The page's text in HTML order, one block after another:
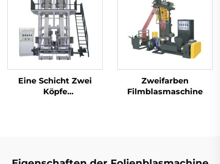
Eine Schicht Zwei
Köpfe
Zweifarben
Filmblasmaschine